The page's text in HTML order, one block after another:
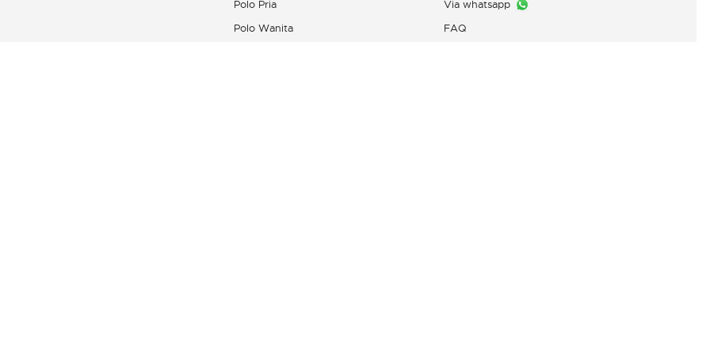
Polo Pria
Polo Wanita
Via whatsapp
FAQ